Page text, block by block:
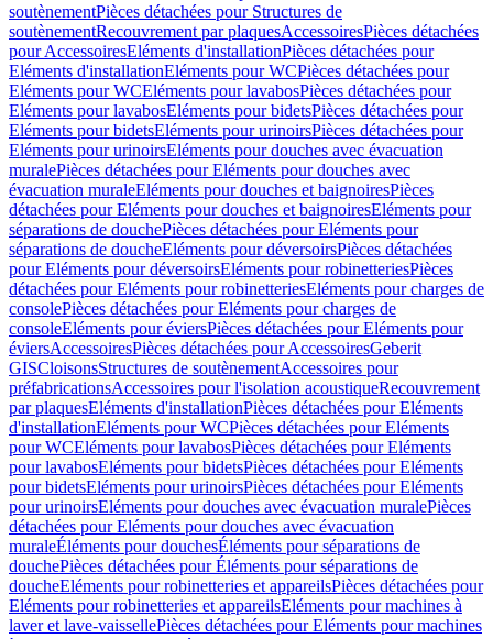
soutènementPièces détachées pour Structures de
soutènementRecouvrement par plaquesAccessoiresPièces détachées
pour AccessoiresEléments d'installationPièces détachées pour
Eléments d'installationEléments pour WCPièces détachées pour
Eléments pour WCEléments pour lavabosPièces détachées pour
Eléments pour lavabosEléments pour bidetsPièces détachées pour
Eléments pour bidetsEléments pour urinoirsPièces détachées pour
Eléments pour urinoirsEléments pour douches avec évacuation
muralePièces détachées pour Eléments pour douches avec
évacuation muraleEléments pour douches et baignoiresPièces
détachées pour Eléments pour douches et baignoiresEléments pour
séparations de douchePièces détachées pour Eléments pour
séparations de doucheEléments pour déversoirsPièces détachées
pour Eléments pour déversoirsEléments pour robinetteriesPièces
détachées pour Eléments pour robinetteriesEléments pour charges de
consolePièces détachées pour Eléments pour charges de
consoleEléments pour éviersPièces détachées pour Eléments pour
éviersAccessoiresPièces détachées pour AccessoiresGeberit
GISCloisonsStructures de soutènementAccessoires pour
préfabricationsAccessoires pour l'isolation acoustiqueRecouvrement
par plaquesEléments d'installationPièces détachées pour Eléments
d'installationEléments pour WCPièces détachées pour Eléments
pour WCEléments pour lavabosPièces détachées pour Eléments
pour lavabosEléments pour bidetsPièces détachées pour Eléments
pour bidetsEléments pour urinoirsPièces détachées pour Eléments
pour urinoirsEléments pour douches avec évacuation muralePièces
détachées pour Eléments pour douches avec évacuation
muraleÉléments pour douchesÉléments pour séparations de
douchePièces détachées pour Éléments pour séparations de
doucheEléments pour robinetteries et appareilsPièces détachées pour
Eléments pour robinetteries et appareilsEléments pour machines à
laver et lave-vaissellePièces détachées pour Eléments pour machines